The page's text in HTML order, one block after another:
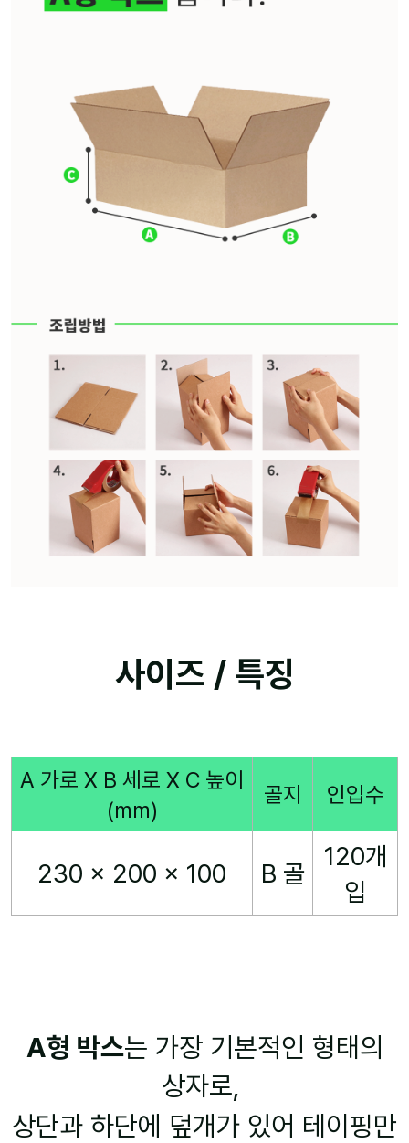
사이즈 / 특징
A 가로 X B 세로 X C 높이
(mm)
골지 인입수
230 x 200 x 100 B 골
120개
입
A형 박스는 가장 기본적인 형태의
상자로,
상단과 하단에 덮개가 있어 테이핑만